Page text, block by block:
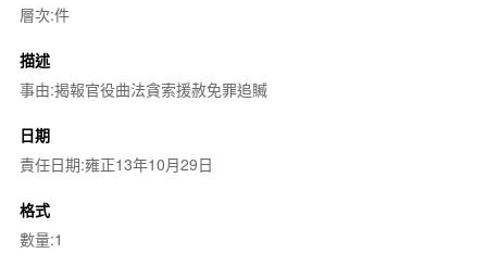
層次:件
描述
事由:揭報官役曲法貪索援赦免罪追贓
日期
責任日期:雍正13年10月29日
格式
數量:1